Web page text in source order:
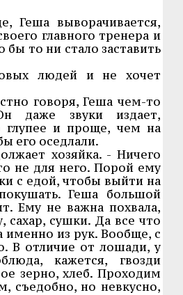
Геша выворачивается,
главного тренера и
то ни стало заставить
людей и не хочет
говоря, Геша чем-то
даже звуки издает,
глупее и проще, чем на
его оседлали.
хозяйка. - Ничего
не для него. Порой ему
с едой, чтобы выйти на
Геша большой
Ему не важна похвала,
сахар, сушки. Да все что
именно из рук. Вообще, с
В отличие от лошади, у
кажется, гвозди
зерно, хлеб. Проходим
съедобно, но невкусно,